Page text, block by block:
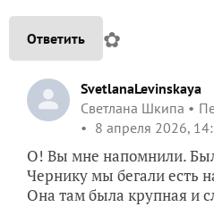
Ответить ✿
SvetlanaLevinskaya
Светлана Шкипа
8 апреля 2026,
О! Вы мне напомнили.
Чернику мы бегали есть
Она там была крупная и